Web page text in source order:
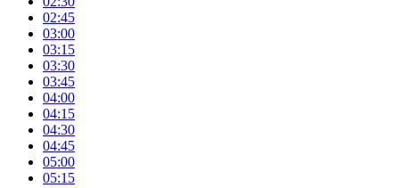
02:45
03:00
03:15
03:30
03:45
04:00
04:15
04:30
04:45
05:00
05:15